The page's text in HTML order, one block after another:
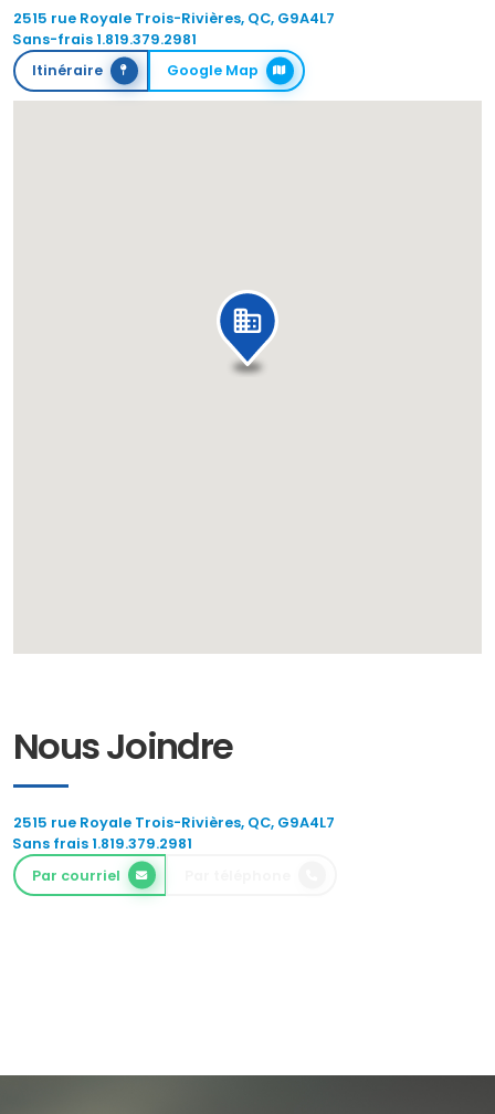
2515 rue Royale Trois-Rivières, QC, G9A4L7
Sans-frais 1.819.379.2981
Itinéraire
Google Map
Nous Joindre
2515 rue Royale Trois-Rivières, QC, G9A4L7
Sans frais 1.819.379.2981
Par courriel